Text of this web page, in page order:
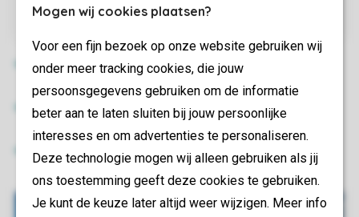
Mogen wij cookies plaatsen?
Voor een fijn bezoek op onze website gebruiken wij
onder meer tracking cookies, die jouw
persoonsgegevens gebruiken om de informatie
beter aan te laten sluiten bij jouw persoonlijke
interesses en om advertenties te personaliseren.
Deze technologie mogen wij alleen gebruiken als jij
ons toestemming geeft deze cookies te gebruiken.
Je kunt de keuze later altijd weer wijzigen. Meer info